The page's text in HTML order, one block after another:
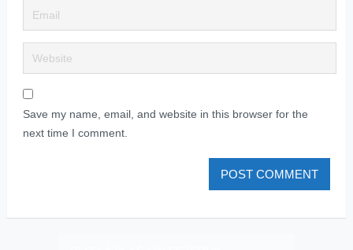
Save my name, email, and website in this browser for the
next time I comment.